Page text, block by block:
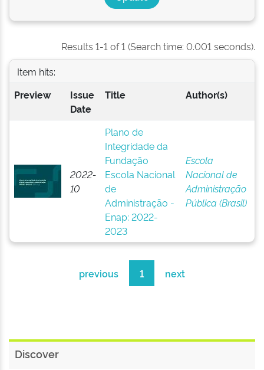
Results 1-1 of 1 (Search time: 0.001 seconds).
Item hits:
Preview
Issue
Date
Title Author(s)
2022-
10
Plano de
Integridade da
Fundação
Escola Nacional
de
Administração -
Enap: 2022-
2023
Escola
Nacional de
Administração
Pública (Brasil)
previous 1 next
Discover